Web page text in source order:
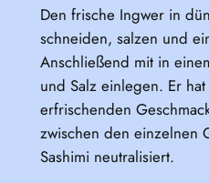
Den frische Ingwer in
schneiden, salzen und
Anschließend mit in
und Salz einlegen. Er
erfrischenden
zwischen den einzelnen
Sashimi neutralisiert.